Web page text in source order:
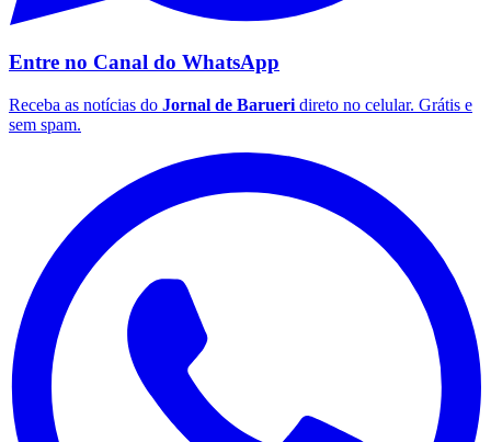
Entre no Canal do WhatsApp
Receba as notícias do Jornal de Barueri direto no celular. Grátis e
sem spam.